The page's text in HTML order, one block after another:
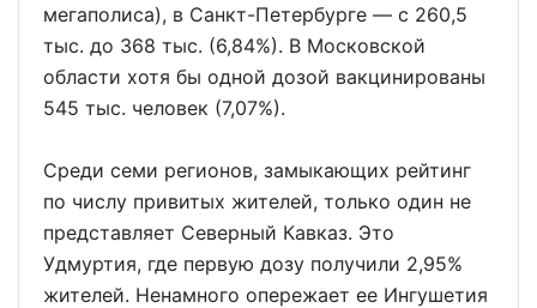
мегаполиса), в Санкт-Петербурге — с 260,5
тыс. до 368 тыс. (6,84%). В Московской
области хотя бы одной дозой вакцинированы
545 тыс. человек (7,07%).
Среди семи регионов, замыкающих рейтинг
по числу привитых жителей, только один не
представляет Северный Кавказ. Это
Удмуртия, где первую дозу получили 2,95%
жителей. Ненамного опережает ее Ингушетия